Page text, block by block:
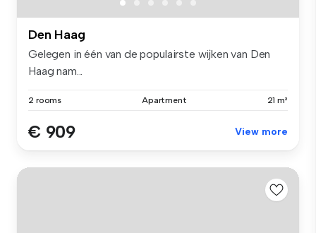
Den Haag
Gelegen in één van de populairste wijken van Den
Haag nam...
2 rooms Apartment 21 m²
€ 909 View more